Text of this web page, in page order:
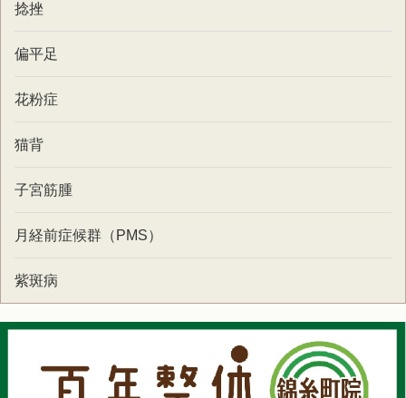
捻挫
偏平足
花粉症
猫背
子宮筋腫
月経前症候群（PMS）
紫斑病